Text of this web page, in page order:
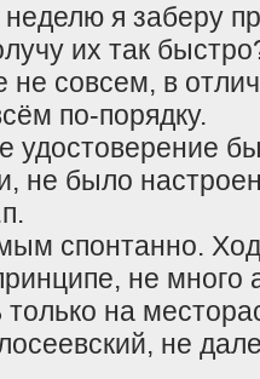
я заберу
их так
не совсем, в
по-порядку.
удостоверение
не было
спонтанно.
не много
на
не